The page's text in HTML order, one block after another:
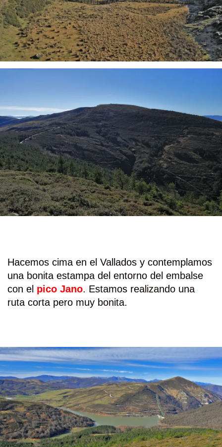
Hacemos cima en el Vallados y contemplamos
una bonita estampa del entorno del embalse
con el pico Jano. Estamos realizando una
ruta corta pero muy bonita.